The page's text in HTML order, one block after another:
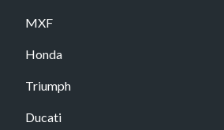
MXF
Honda
Triumph
Ducati